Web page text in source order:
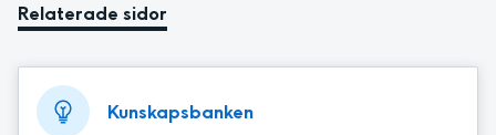
Relaterade sidor
Kunskapsbanken